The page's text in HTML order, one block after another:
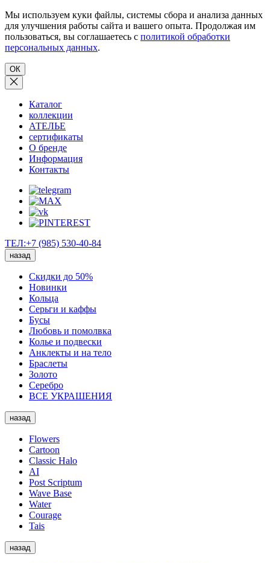
Мы используем куки файлы, системы сбора и анализа данных
для улучшения работы сайта и вашего опыта. Продолжая им
пользоваться, вы соглашаетесь с политикой обработки
персональных данных.
ОК
Каталог
коллекции
АТЕЛЬЕ
сертификаты
О бренде
Информация
Контакты
ТЕЛ:+7 (985) 530-40-84
назад
Скидки до 50%
Новинки
Кольца
Серьги и каффы
Бусы
Любовь и помолвка
Колье и подвески
Анклекты и на тело
Браслеты
Золото
Серебро
ВСЕ УКРАШЕНИЯ
назад
Flowers
Cartoon
Classic Halo
AI
Post Scriptum
Wave Base
Water
Courage
Tais
назад